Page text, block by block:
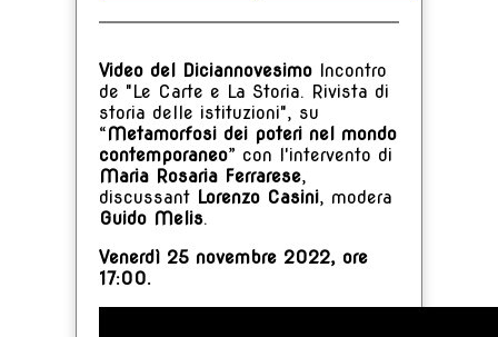
Video del Diciannovesimo Incontro
de "Le Carte e La Storia. Rivista di
storia delle istituzioni", su
“Metamorfosi dei poteri nel mondo
contemporaneo” con l'intervento di
Maria Rosaria Ferrarese,
discussant Lorenzo Casini, modera
Guido Melis.
Venerdì 25 novembre 2022, ore
17:00.